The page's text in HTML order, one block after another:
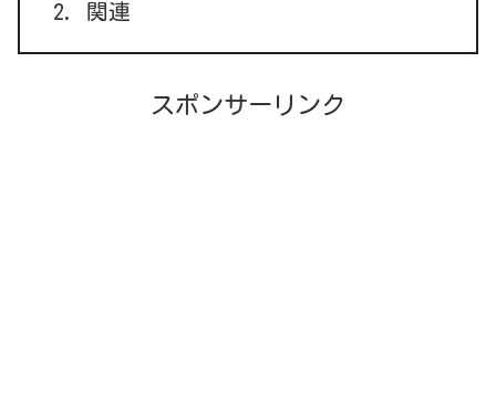
関連
スポンサーリンク